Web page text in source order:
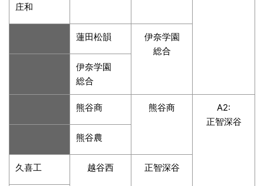
庄和
蓮田松韻
伊奈学園
総合
伊奈学園
総合
熊谷商 熊谷商
A2:
正智深谷
熊谷農
久喜工 越谷西 正智深谷